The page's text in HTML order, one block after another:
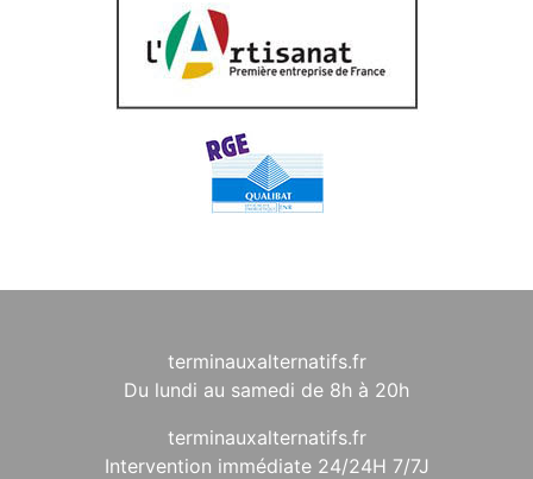
terminauxalternatifs.fr
Du lundi au samedi de 8h à 20h
terminauxalternatifs.fr
Intervention immédiate 24/24H 7/7J